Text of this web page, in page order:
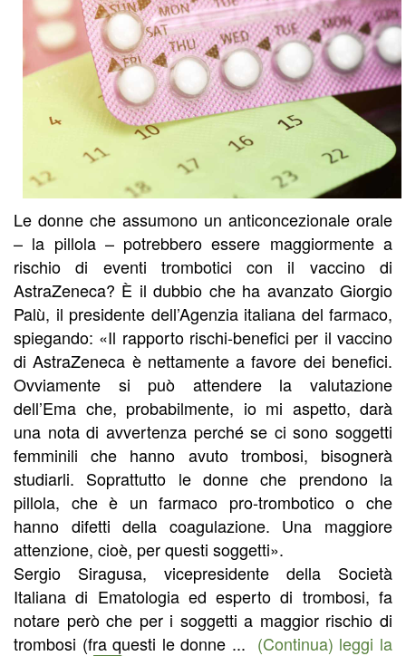
Le donne che assumono un anticoncezionale orale
– la pillola – potrebbero essere maggiormente a
rischio di eventi trombotici con il vaccino di
AstraZeneca? È il dubbio che ha avanzato Giorgio
Palù, il presidente dell’Agenzia italiana del farmaco,
spiegando: «Il rapporto rischi-benefici per il vaccino
di AstraZeneca è nettamente a favore dei benefici.
Ovviamente si può attendere la valutazione
dell’Ema che, probabilmente, io mi aspetto, darà
una nota di avvertenza perché se ci sono soggetti
femminili che hanno avuto trombosi, bisognerà
studiarli. Soprattutto le donne che prendono la
pillola, che è un farmaco pro-trombotico o che
hanno difetti della coagulazione. Una maggiore
attenzione, cioè, per questi soggetti».
Sergio Siragusa, vicepresidente della Società
Italiana di Ematologia ed esperto di trombosi, fa
notare però che per i soggetti a maggior rischio di
trombosi (fra questi le donne ... (Continua) leggi la